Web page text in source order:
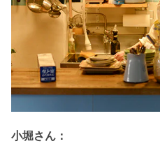
小堀さん：